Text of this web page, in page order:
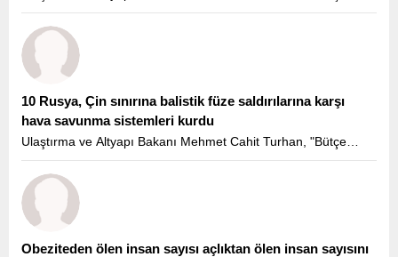
büyüklüğü ve teknik özelliklerinin yanı sıra ülkemizin
Bulgaristan sınırından İstanbul'a kadar ugüzergahıyla Halkalı-
Kapıkule Demiryolu Hattı Projesi coğrafi olarak Türkiye’nin
AB’ye bağlanmasını da simgelemektedir" dedi.
10 Rusya, Çin sınırına balistik füze saldırılarına karşı
hava savunma sistemleri kurdu
Ulaştırma ve Altyapı Bakanı Mehmet Cahit Turhan, "Bütçe
büyüklüğü ve teknik özelliklerinin yanı sıra ülkemizin
Bulgaristan sınırından İstanbul'a kadar ugüzergahıyla Halkalı-
Kapıkule Demiryolu Hattı Projesi coğrafi olarak Türkiye’nin
AB’ye bağlanmasını da simgelemektedir" dedi.
Obeziteden ölen insan sayısı açlıktan ölen insan sayısını